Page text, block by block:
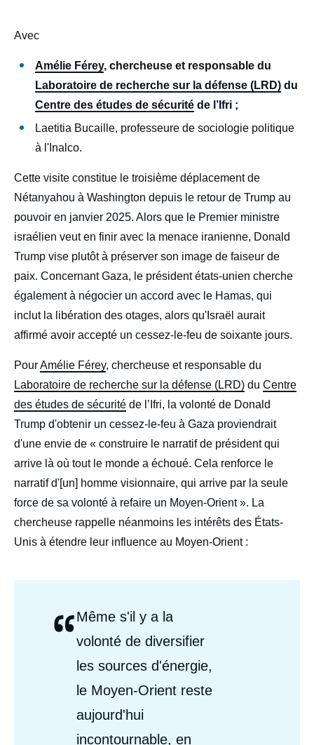
body
Avec
Amélie Férey, chercheuse et responsable du
Laboratoire de recherche sur la défense (LRD) du
Centre des études de sécurité de l’Ifri ;
Laetitia Bucaille, professeure de sociologie politique
à l'Inalco.
Cette visite constitue le troisième déplacement de
Nétanyahou à Washington depuis le retour de Trump au
pouvoir en janvier 2025. Alors que le Premier ministre
israélien veut en finir avec la menace iranienne, Donald
Trump vise plutôt à préserver son image de faiseur de
paix. Concernant Gaza, le président états-unien cherche
également à négocier un accord avec le Hamas, qui
inclut la libération des otages, alors qu'Israël aurait
affirmé avoir accepté un cessez-le-feu de soixante jours.
PourAmélie Férey, chercheuse et responsable du
Laboratoire de recherche sur la défense (LRD) du Centre
des études de sécurité de l’Ifri, la volonté de Donald
Trump d'obtenir un cessez-le-feu à Gaza proviendrait
d'une envie de « construire le narratif de président qui
arrive là où tout le monde a échoué. Cela renforce le
narratif d'[un] homme visionnaire, qui arrive par la seule
force de sa volonté à refaire un Moyen-Orient ». La
chercheuse rappelle néanmoins les intérêts des États-
Unis à étendre leur influence au Moyen-Orient :
“Citations
Auteurs
Même s'il y a la
volonté de diversifier
les sources d'énergie,
le Moyen-Orient reste
aujourd'hui
incontournable, en